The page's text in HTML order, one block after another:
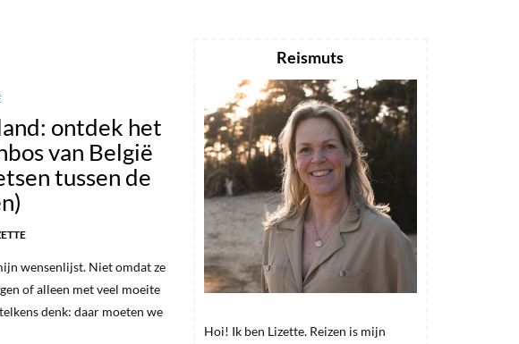
ontdek het
van België
tussen de
wensenlijst. Niet omdat ze
of alleen met veel moeite
denk: daar moeten we
Reismuts
Hoi! Ik ben Lizette. Reizen is mijn